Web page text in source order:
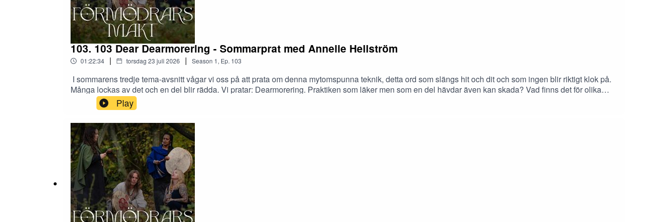
Kontakt:www.formodrarsmakt.com
Förmödrars Makt en Podcast grundad av Rebecca Tiger och Elin Bååth 2020
Hosted on Acast. Seeacast.com/privacyfor more information.
103. 103 Dear Dearmorering - Sommarprat med Annelie Hellström
01:22:34 | torsdag 23 juli 2026 | Season 1, Ep. 103
I sommarens tredje tema-avsnitt vågar vi oss på att prata om denna mytomspunna teknik, detta ord som slängs hit och dit och som ingen blir riktigt klok på.
Många lockas av det och en del blir rädda. Vi pratar: Dearmorering. Praktiken som läker men som en del hävdar även kan skada? Vad finns det för olika
tekniker och hur går det egentligen till? Med vår gäst Annelie Hellström, Joy 4 Life, så samtalar vi om det hon stött på i sin snart 25 åriga erfarenhet av
metoden, där hon lär ut, har tagit del av och upplevt både det ena och det andra. Ett roligt, varmt, nyfiket och vindlande avsnitt med den bästa
ciceronen.Länk: https://joy4life.se/om-annelie-hellstromRedaktion: Rebecca Tiger, Veronica Näslund, Olof Lindqvist och Emilia BlomKlipp och mix:
Theresia Billberg Vill du stötta oss? Bli Patreon: https://www.patreon.com/formodrarsmaktSnacka med likasinnade: Eftersnacksgruppen på FacebookGillar
du musiken i podden? Musiken skapad av Eldin Earth WitchKontakt: www.formodrarsmakt.comFörmödrars Makt en Podcast grundad av Rebecca Tiger och
Elin Bååth 2020Hosted on Acast. See acast.com/privacy for more information.
Play